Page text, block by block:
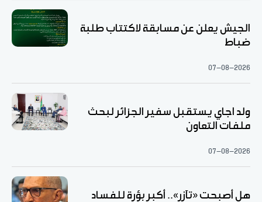
الجيش يعلن عن مسابقة لاكتتاب طلبة
ضباط
07-08-2026
ولد اجاي يستقبل سفير الجزائر لبحث
ملفات التعاون
07-08-2026
هل أصبحت «تآزر».. أكبر بؤرة للفساد